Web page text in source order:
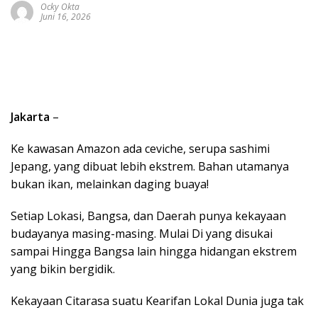
Ocky Okta
Juni 16, 2026
Jakarta –
Ke kawasan Amazon ada ceviche, serupa sashimi
Jepang, yang dibuat lebih ekstrem. Bahan utamanya
bukan ikan, melainkan daging buaya!
Setiap Lokasi, Bangsa, dan Daerah punya kekayaan
budayanya masing-masing. Mulai Di yang disukai
sampai Hingga Bangsa lain hingga hidangan ekstrem
yang bikin bergidik.
Kekayaan Citarasa suatu Kearifan Lokal Dunia juga tak